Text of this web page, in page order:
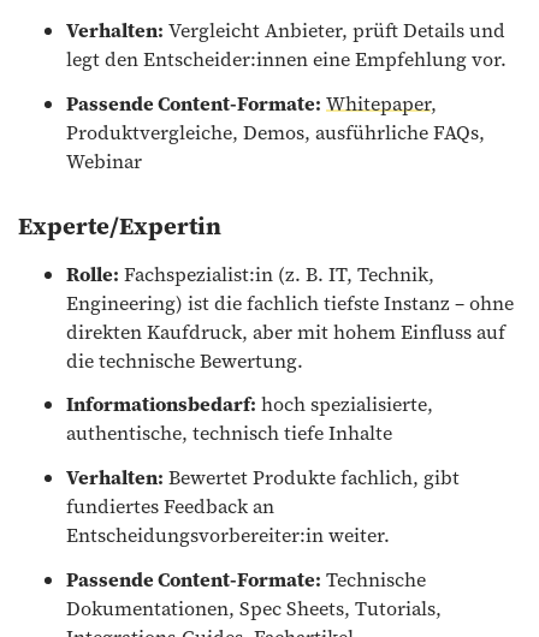
Verhalten: Vergleicht Anbieter, prüft Details und
legt den Entscheider:innen eine Empfehlung vor.
Passende Content-Formate: Whitepaper,
Produktvergleiche, Demos, ausführliche FAQs,
Webinar
Experte/Expertin
Rolle: Fachspezialist:in (z. B. IT, Technik,
Engineering) ist die fachlich tiefste Instanz – ohne
direkten Kaufdruck, aber mit hohem Einfluss auf
die technische Bewertung.
Informationsbedarf: hoch spezialisierte,
authentische, technisch tiefe Inhalte
Verhalten: Bewertet Produkte fachlich, gibt
fundiertes Feedback an
Entscheidungsvorbereiter:in weiter.
Passende Content-Formate: Technische
Dokumentationen, Spec Sheets, Tutorials,